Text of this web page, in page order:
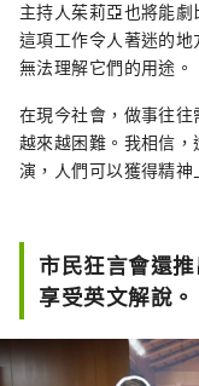
主持人茱莉亞也將能
這項工作令人著迷的
無法理解它們的用途。
在現今社會，做事往
越來越困難。我相信
演，人們可以獲得精神
市民狂言會還
享受英文解說。